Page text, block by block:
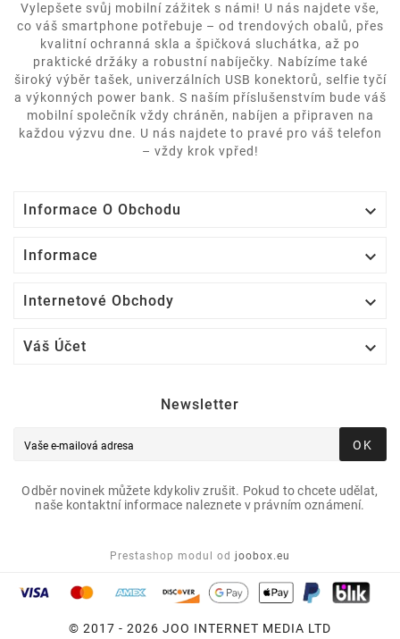
Vylepšete svůj mobilní zážitek s námi! U nás najdete vše,
co váš smartphone potřebuje – od trendových obalů, přes
kvalitní ochranná skla a špičková sluchátka, až po
praktické držáky a robustní nabíječky. Nabízíme také
široký výběr tašek, univerzálních USB konektorů, selfie tyčí
a výkonných power bank. S naším příslušenstvím bude váš
mobilní společník vždy chráněn, nabíjen a připraven na
každou výzvu dne. U nás najdete to pravé pro váš telefon
– vždy krok vpřed!
Informace O Obchodu 
Informace 
Internetové Obchody 
Váš Účet 
Newsletter
OK
Odběr novinek můžete kdykoliv zrušit. Pokud to chcete udělat,
naše kontaktní informace naleznete v právním oznámení.
Prestashop modul od joobox.eu
© 2017 - 2026 JOO INTERNET MEDIA LTD